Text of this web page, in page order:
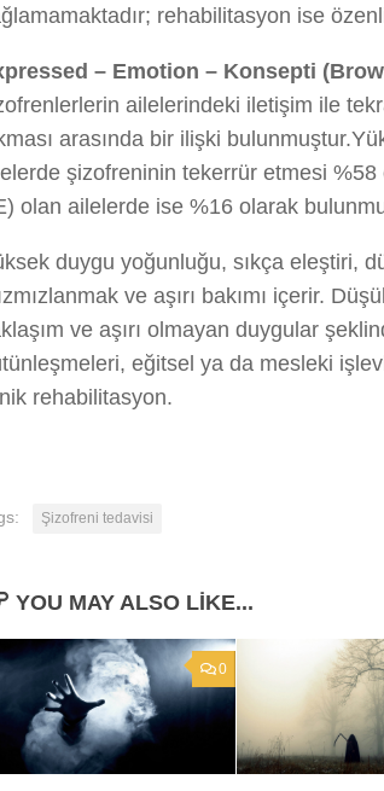
rehabilitasyon ise
– Emotion – Konsepti
ailelerindeki iletişim ile
arasında bir ilişki
şizofreninin tekerrür etmesi
olan ailelerde ise %16 olarak
duygu yoğunluğu, sıkça eleştiri,
ve aşırı bakımı içerir.
ve aşırı olmayan duygular
eğitsel ya da mesleki
rehabilitasyon.
Şizofreni tedavisi
YOU MAY ALSO LIKE...
0